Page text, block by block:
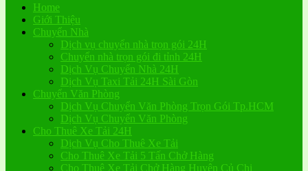
Home
Giới Thiệu
Chuyển Nhà
Dịch vụ chuyển nhà trọn gói 24H
Chuyển nhà trọn gói đi tỉnh 24H
Dịch Vụ Chuyển Nhà 24H
Dịch Vụ Taxi Tải 24H Sài Gòn
Chuyển Văn Phòng
Dịch Vụ Chuyển Văn Phòng Trọn Gói Tp.HCM
Dịch Vụ Chuyển Văn Phòng
Cho Thuê Xe Tải 24H
Dịch Vụ Cho Thuê Xe Tải
Cho Thuê Xe Tải 5 Tấn Chở Hàng
Cho Thuê Xe Tải Chở Hàng Huyện Củ Chi